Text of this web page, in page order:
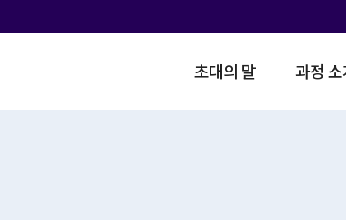
초대의 말 과정 소